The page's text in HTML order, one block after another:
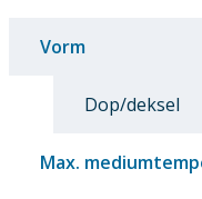
Vorm
Dop/deksel
Max.